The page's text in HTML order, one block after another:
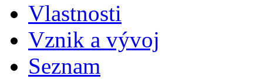
Vlastnosti
Vznik a vývoj
Seznam